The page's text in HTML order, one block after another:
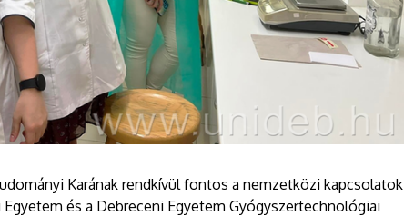
Karának rendkívül fontos a nemzetközi kapcsolatok
és a Debreceni Egyetem Gyógyszertechnológiai